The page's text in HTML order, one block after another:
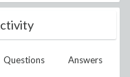
Questions Answers